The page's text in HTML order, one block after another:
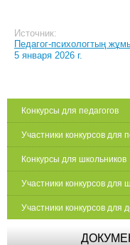
Источник:
Педагог-психологтың
5 января 2026 г.
Конкурсы для педагогов
Участники конкурсов для
Конкурсы для школьников
Участники конкурсов для
Участники конкурсов для